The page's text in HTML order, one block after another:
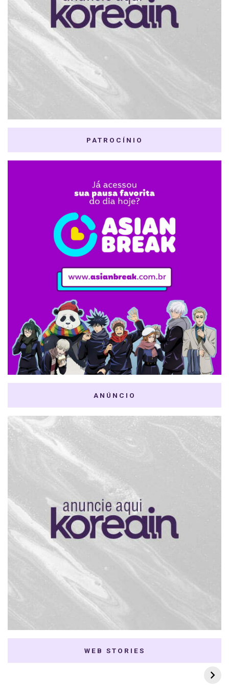
PATROCÍNIO
ANÚNCIO
WEB STORIES
7 K-dramas Enemies
to Lovers
Thai Dramas com
First e Khaotung